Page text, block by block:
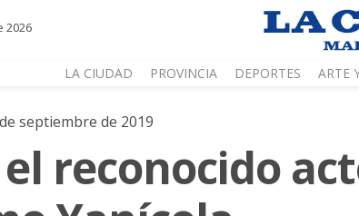
2026
LA CIUDAD PROVINCIA DEPORTES ARTE
septiembre de 2019
el reconocido